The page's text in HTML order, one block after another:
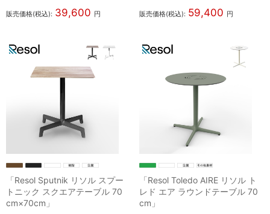
販売価格(税込): 39,600 円 販売価格(税込): 59,400 円
「Resol Sputnik リソル スプー
トニック スクエアテーブル 70
cm×70cm」
「Resol Toledo AIRE リソル ト
レド エア ラウンドテーブル 70
cm」